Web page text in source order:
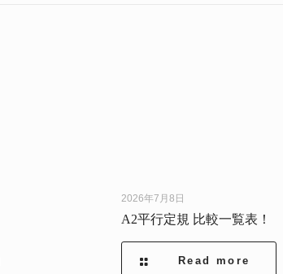
2026年7月8日
A2平行定規 比較一覧表！
Read more